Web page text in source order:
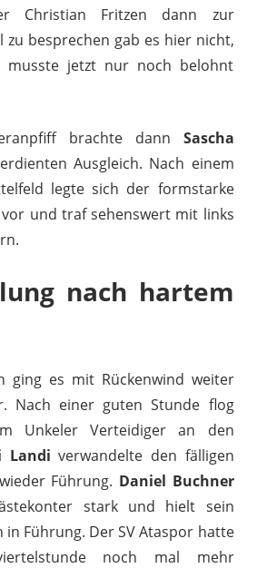
Christian Fritzen dann zur
zu besprechen gab es hier nicht,
musste jetzt nur noch belohnt
brachte dann Sascha
Ausgleich. Nach einem
legte sich der formstarke
und traf sehenswert mit links
nach hartem
ging es mit Rückenwind weiter
Nach einer guten Stunde flog
Unkeler Verteidiger an den
Landi verwandelte den fälligen
Führung. Daniel Buchner
stark und hielt sein
Führung. Der SV Ataspor hatte
noch mal mehr